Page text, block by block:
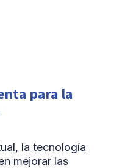
para la
la tecnología
mejorar las